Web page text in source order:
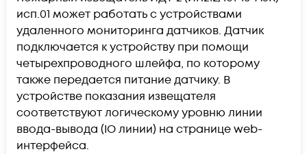
исп.01 может работать с устройствами
удаленного мониторинга датчиков. Датчик
подключается к устройству при помощи
четырехпроводного шлейфа, по которому
также передается питание датчику. В
устройстве показания извещателя
соответствуют логическому уровню линии
ввода-вывода (IO линии) на странице web-
интерфейса.